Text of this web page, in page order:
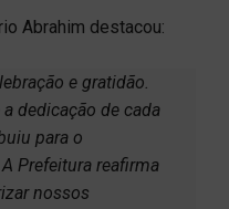
Abrahim destacou:
e gratidão.
dedicação de cada
para o
Prefeitura reafirma
nossos